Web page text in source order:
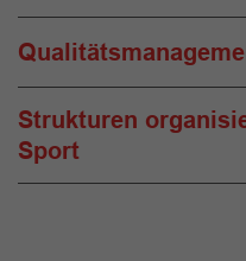
Strukturen
Sport